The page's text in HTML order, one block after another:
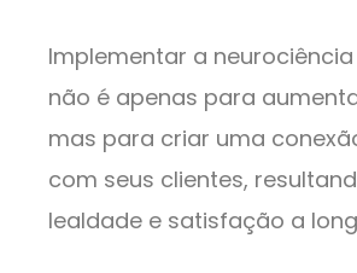
Implementar a
não é apenas para
mas para criar uma
com seus clientes,
lealdade e satisfação a